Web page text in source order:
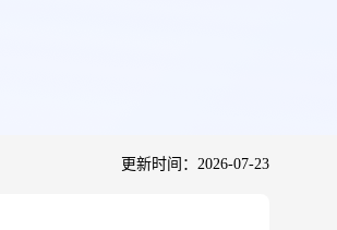
更新时间：2026-07-23